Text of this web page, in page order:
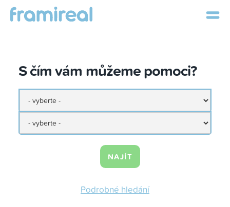
S čím vám můžeme pomoci?
NAJÍT
Podrobné hledání